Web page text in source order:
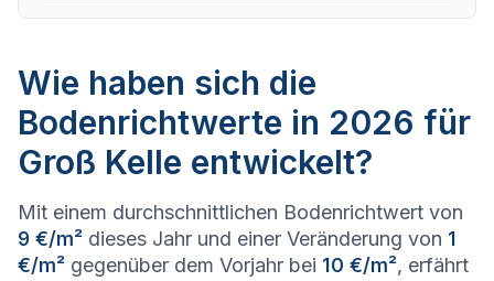
Wie haben sich die
Bodenrichtwerte in 2026 für
Groß Kelle entwickelt?
Mit einem durchschnittlichen Bodenrichtwert von
9 €/m² dieses Jahr und einer Veränderung von 1
€/m² gegenüber dem Vorjahr bei 10 €/m², erfährt